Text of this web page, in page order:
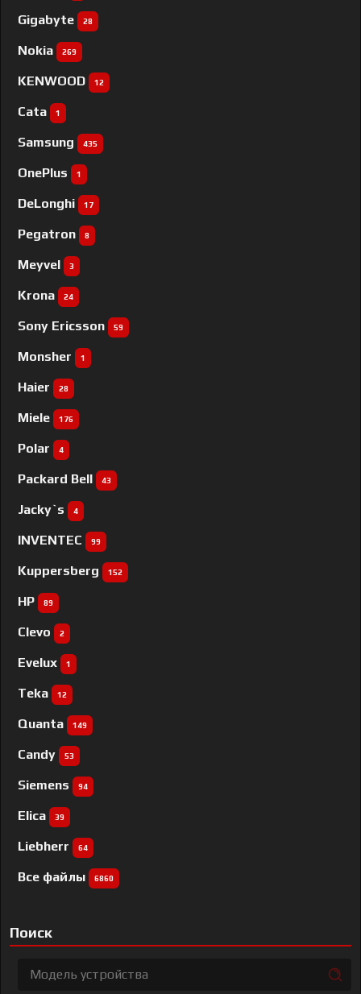
Gigabyte 28
Nokia 269
KENWOOD 12
Cata 1
Samsung 435
OnePlus 1
DeLonghi 17
Pegatron 8
Meyvel 3
Krona 24
Sony Ericsson 59
Monsher 1
Haier 28
Miele 176
Polar 4
Packard Bell 43
Jacky`s 4
INVENTEC 99
Kuppersberg 152
HP 89
Clevo 2
Evelux 1
Teka 12
Quanta 149
Candy 53
Siemens 94
Elica 39
Liebherr 64
Все файлы 6860
Поиск